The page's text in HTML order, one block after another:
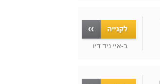
ב-איי ניד דיו